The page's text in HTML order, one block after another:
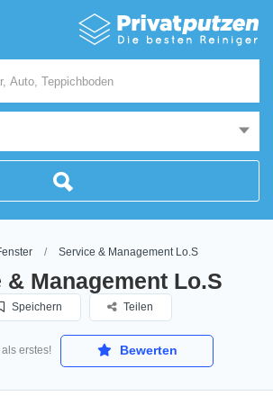
Service & Management Lo.S
& Management Lo.S
Speichern Teilen
erstes! Bewerten